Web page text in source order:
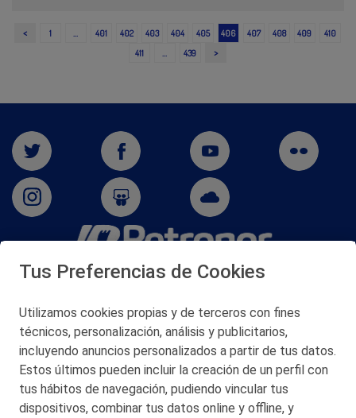
< 1 … 401 402 403 404 405 406 407 408 409
410
411
… 439 >
San Martín 5-Edificio Muñatones,
© 2026 Petronor S.A.
Tus Preferencias de Cookies
Utilizamos cookies propias y de terceros con fines
técnicos, personalización, análisis y publicitarios,
incluyendo anuncios personalizados a partir de tus datos.
Estos últimos pueden incluir la creación de un perfil con
tus hábitos de navegación, pudiendo vincular tus
dispositivos, combinar tus datos online y offline, y